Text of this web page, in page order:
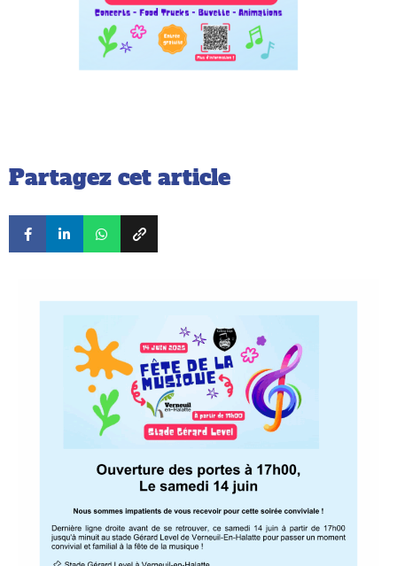
Partagez cet article